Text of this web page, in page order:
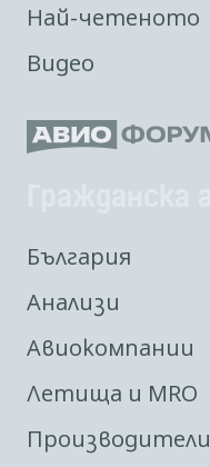
Най-четеното
Видео
България
Анализи
Авиокомпании
Летища и MRO
Производители